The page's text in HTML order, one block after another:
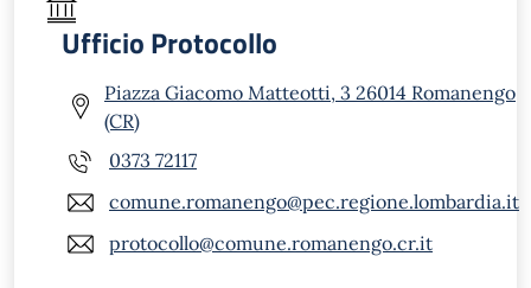
Ufficio Protocollo
Piazza Giacomo Matteotti, 3 26014 Romanengo
(CR)
0373 72117
comune.romanengo@pec.regione.lombardia.it
protocollo@comune.romanengo.cr.it